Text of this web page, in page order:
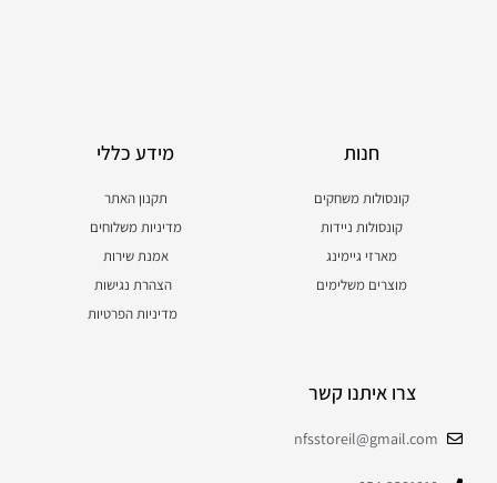
חנות
קונסולות משחקים
קונסולות ניידות
מארזי גיימינג
מוצרים משלימים
מידע כללי
תקנון האתר
מדיניות משלוחים
אמנת שירות
הצהרת נגישות
מדיניות הפרטיות
צרו איתנו קשר
nfsstoreil@gmail.com